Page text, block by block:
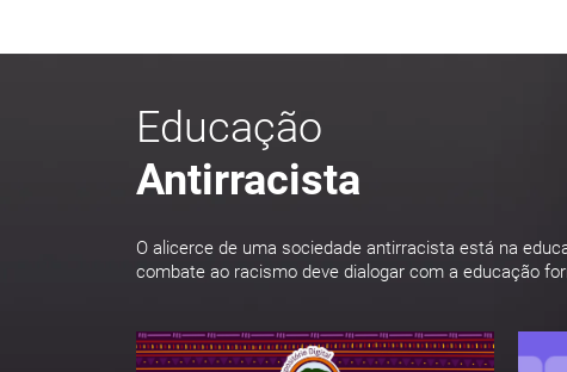
Educação
Antirracista
O alicerce de uma sociedade antirracista está na
combate ao racismo deve dialogar com a educação